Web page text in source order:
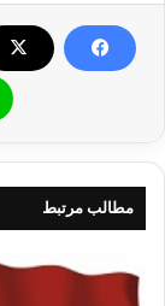
مطالب مرتبط